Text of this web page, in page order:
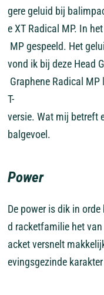
gere geluid bij
e XT Radical MP. In het
MP gespeeld. Het
vond ik bij deze Head
Graphene Radical MP
T-
versie. Wat mij betreft
balgevoel.
Power
De power is dik in orde
d racketfamilie het van
acket versnelt
evingsgezinde karakter